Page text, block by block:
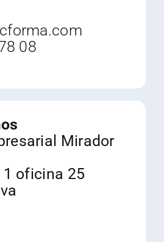
08
Mirador
oficina 25